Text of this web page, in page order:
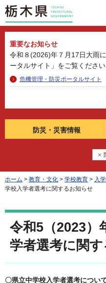
栃木県
重要なお知らせ
令和８(2026)年７月17日大雨
ータルサイト」をご覧ください
危機管理・防災ポータルサイト
防災・ 災害情報
ホーム > 教育・文化 > 学校教育 > 入
学校入学者選考に関するお知らせ
令和5（2023）
学者選考に関
〇県立中学校入学者選考につい